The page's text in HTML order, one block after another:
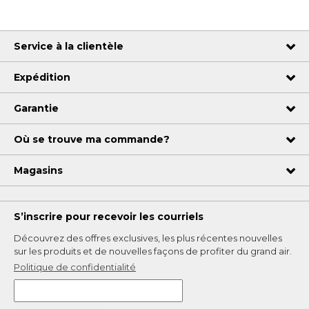
Une canne dont vous ne vous lasserez pas au
Service à la clientèle
Expédition
Garantie
Où se trouve ma commande?
Magasins
S’inscrire pour recevoir les courriels
Découvrez des offres exclusives, les plus récentes nouvelles
sur les produits et de nouvelles façons de profiter du grand air.
Politique de confidentialité